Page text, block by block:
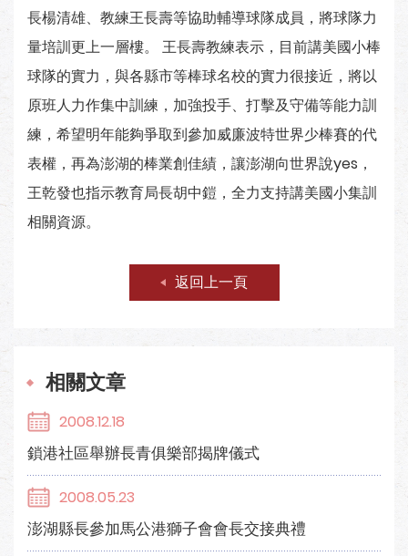
長楊清雄、教練王長壽等協助輔導球隊成員，將球隊力
量培訓更上一層樓。 王長壽教練表示，目前講美國小棒
球隊的實力，與各縣市等棒球名校的實力很接近，將以
原班人力作集中訓練，加強投手、打擊及守備等能力訓
練，希望明年能夠爭取到參加威廉波特世界少棒賽的代
表權，再為澎湖的棒業創佳績，讓澎湖向世界說yes，
王乾發也指示教育局長胡中鎧，全力支持講美國小集訓
相關資源。
返回上一頁
相關文章
2008.12.18
鎖港社區舉辦長青俱樂部揭牌儀式
2008.05.23
澎湖縣長參加馬公港獅子會會長交接典禮